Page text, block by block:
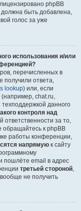
phpBB
должна быть добавлена,
голос за уже
использования и/или
перечисленных в
получили ответа,
lookup) или, если
chat.ru,
техподдержкой данного
контроля над
ответственности за то,
обращайтесь к phpBB
работы конференции,
напрямую к сайту
пошлёте email в адрес
третьей стороной,
не получить